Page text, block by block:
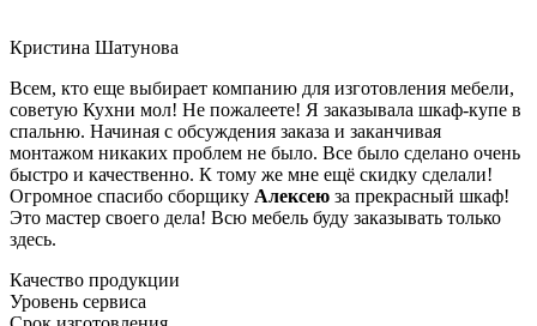
Кристина Шатунова
Всем, кто еще выбирает компанию для изготовления мебели,
советую Кухни мол! Не пожалеете! Я заказывала шкаф-купе в
спальню. Начиная с обсуждения заказа и заканчивая
монтажом никаких проблем не было. Все было сделано очень
быстро и качественно. К тому же мне ещё скидку сделали!
Огромное спасибо сборщику Алексею за прекрасный шкаф!
Это мастер своего дела! Всю мебель буду заказывать только
здесь.
Качество продукции
Уровень сервиса